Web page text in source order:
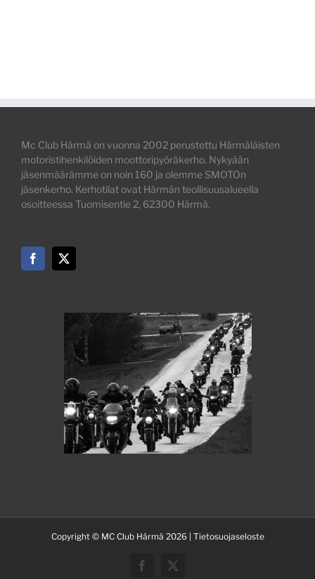
Mc Club Härmä on vuonna 2002 perustettu Härmäläisten
motoristihenkilöiden moottoripyöräkerho. Nykyään
jäsenmäärämme on noin 160 ja olemme SMOTOn
jäsenkerho. Kerhotilat ovat Härmän teollisuusalueella
osoitteessa Tuomisentie 2, 62300 Härmä.
Copyright © MC Club Härmä 2026 | Tietosuojaseloste
Facebook
X